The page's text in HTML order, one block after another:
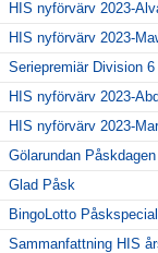
HIS nyförvärv 2023-
HIS nyförvärv 2023-
Seriepremiär Division
HIS nyförvärv 2023-
HIS nyförvärv 2023-
Gölarundan Påskdagen
Glad Påsk
BingoLotto Påskspecial
Sammanfattning HIS